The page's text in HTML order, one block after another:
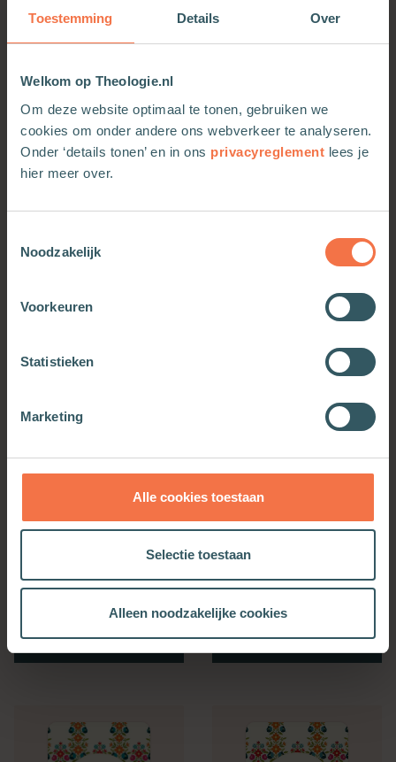
Toestemming Details Over
Welkom op Theologie.nl
Om deze website optimaal te tonen, gebruiken we
cookies om onder andere ons webverkeer te analyseren.
Onder ‘details tonen’ en in ons privacyreglement lees je
hier meer over.
Noodzakelijk
Voorkeuren
Statistieken
Marketing
Alle cookies toestaan
Selectie toestaan
Alleen noodzakelijke cookies
ondermijnen, en hoe de natuur het steeds vaker
verloor van de economie.
InOptimisme als opdracht
persoonlijke verhaal: van zijn jeugd in het
naoorlogse Limburg tot zijn rol in de Haagse
politiek en de wereld van internationale
samenwerking en kennisuitwisseling. Met open
generatie en stelt hij de prangende vraag: hadden
Bijbelse Dagkalender
Kerkenwerkagenda 2027